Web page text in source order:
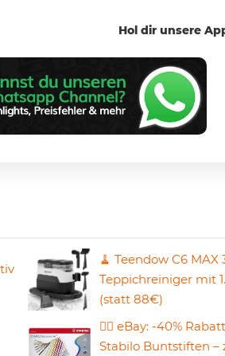
Hol dir unsere
🧹 Teendow C6 MAX
Teppichreiniger mit
(statt 88€)
✍🏼 eBay: -40%
Stabilo Buntstiften –